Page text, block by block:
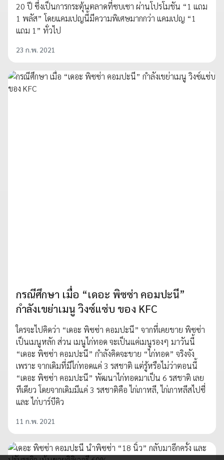
20 ปี ซึ่งเป็นการกระตุ้นตลาดที่ซบเซา ผ่านโปรโมชัน “1 แถม
1 พลัส” โดยแคมเปญนี้มีความพิเศษมากกว่า แคมเปญ “1
แถม 1” ทั่วไป
23 ก.พ. 2021
กรณีศึกษา เมื่อ “เดอะ พิซซ่า คอมปะนี”
กำลังเขย่าเมนู วิงซ์แซ่บ ของ KFC
ใครจะไปคิดว่า “เดอะ พิซซ่า คอมปะนี” จากที่เคยขาย พิซซ่า
เป็นเมนูหลัก ส่วน เมนูไก่ทอด จะเป็นแค่เมนูรองๆ มาวันนี้
“เดอะ พิซซ่า คอมปะนี” กำลังคิดจะขาย “ไก่ทอด” จริงจัง
เพราะ จากเดิมที่มีไก่ทอดแค่ 3 รสชาติ แต่รู้หรือไม่ว่าตอนนี้
“เดอะ พิซซ่า คอมปะนี” พัฒนาไก่ทอดมาเป็น 6 รสชาติ เลย
ทีเดียว โดยจากเดิมมีแค่ 3 รสชาติคือ ไก่เกาหลี, ไก่เกาหลีสไปซี่
และ ไก่บาร์บีคิว
11 ก.พ. 2021